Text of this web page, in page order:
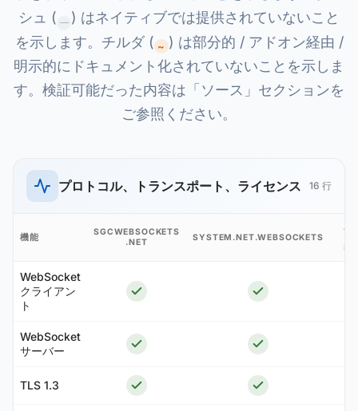
シュ ( — ) はネイティブでは提供されていないこと
を示します。チルダ ( ~ ) は部分的 / アドオン経由 /
明示的にドキュメント化されていないことを示しま
す。検証可能だった内容は「ソース」セクションを
ご参照ください。
プロトコル、トランスポート、ライセンス 16 行
機能
SGCWEBSOCKETS
.NET
SYSTEM.NET.WEBSOCKETS
WebSocket
クライアン
ト
WebSocket
サーバー
TLS 1.3